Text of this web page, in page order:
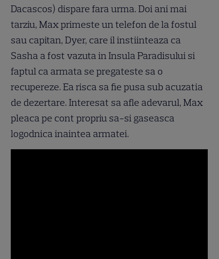
Dacascos) dispare fara urma. Doi ani mai
tarziu, Max primeste un telefon de la fostul
sau capitan, Dyer, care il instiinteaza ca
Sasha a fost vazuta in Insula Paradisului si
faptul ca armata se pregateste sa o
recupereze. Ea risca sa fie pusa sub acuzatia
de dezertare. Interesat sa afle adevarul, Max
pleaca pe cont propriu sa-si gaseasca
logodnica inaintea armatei.